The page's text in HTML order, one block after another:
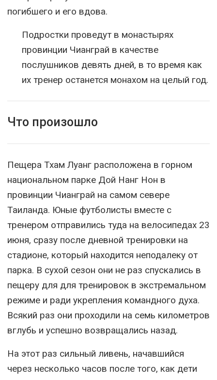
погибшего и его вдова.
Подростки проведут в монастырях
провинции Чианграй в качестве
послушников девять дней, в то время как
их тренер останется монахом на целый год.
Что произошло
Пещера Тхам Луанг расположена в горном
национальном парке Дой Нанг Нон в
провинции Чианграй на самом севере
Таиланда. Юные футболисты вместе с
тренером отправились туда на велосипедах 23
июня, сразу после дневной тренировки на
стадионе, который находится неподалеку от
парка. В сухой сезон они не раз спускались в
пещеру для для тренировок в экстремальном
режиме и ради укрепления командного духа.
Всякий раз они проходили на семь километров
вглубь и успешно возвращались назад.
На этот раз сильный ливень, начавшийся
через несколько часов после того, как дети